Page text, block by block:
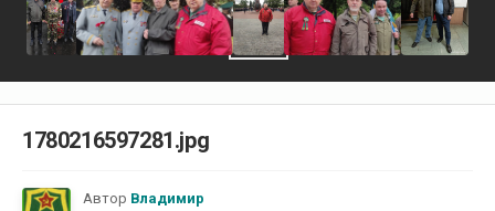
1780216597281.jpg
Автор Владимир